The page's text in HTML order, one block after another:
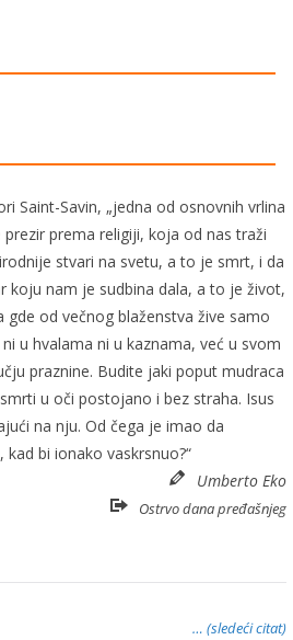
Saint-Savin, „jedna od osnovnih vrlina
prema religiji, koja od nas traži
stvari na svetu, a to je smrt, i da
koju nam je sudbina dala, a to je život,
gde od večnog blaženstva žive samo
u hvalama ni u kaznama, već u svom
praznine. Budite jaki poput mudraca
u oči postojano i bez straha. Isus
na nju. Od čega je imao da
bi ionako vaskrsnuo?“
Umberto Eko
Ostrvo dana pređašnjeg
… (sledeći citat)